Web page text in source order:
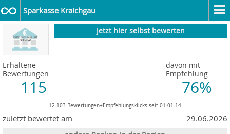
Sparkasse Kraichgau
jetzt hier selbst bewerten
Erhaltene
Bewertungen
115
davon mit
Empfehlung
76%
12.103 Bewertungen+Empfehlungsklicks seit 01.01.14
zuletzt bewertet am 29.06.2026